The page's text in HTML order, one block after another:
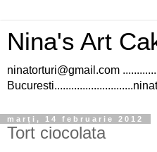
Nina's Art
ninatorturi@gmail.com
marți, 14 februarie 2012
Tort ciocolata